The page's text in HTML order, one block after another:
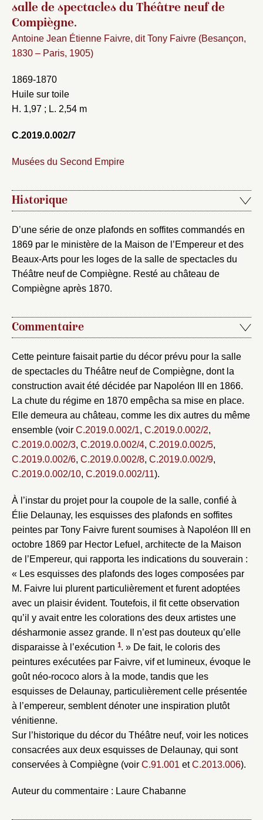
salle de spectacles du Théâtre neuf de
Compiègne.
Antoine Jean Étienne Faivre, dit Tony Faivre (Besançon,
1830 – Paris, 1905)
1869-1870
Huile sur toile
H. 1,97 ; L. 2,54 m
C.2019.0.002/7
Musées du Second Empire
Historique
D’une série de onze plafonds en soffites commandés en
1869 par le ministère de la Maison de l’Empereur et des
Beaux-Arts pour les loges de la salle de spectacles du
Théâtre neuf de Compiègne. Resté au château de
Compiègne après 1870.
Commentaire
Cette peinture faisait partie du décor prévu pour la salle
de spectacles du Théâtre neuf de Compiègne, dont la
construction avait été décidée par Napoléon III en 1866.
La chute du régime en 1870 empêcha sa mise en place.
Elle demeura au château, comme les dix autres du même
ensemble (voir C.2019.0.002/1, C.2019.0.002/2,
C.2019.0.002/3, C.2019.0.002/4, C.2019.0.002/5,
C.2019.0.002/6, C.2019.0.002/8, C.2019.0.002/9,
C.2019.0.002/10, C.2019.0.002/11).
À l’instar du projet pour la coupole de la salle, confié à
Élie Delaunay, les esquisses des plafonds en soffites
peintes par Tony Faivre furent soumises à Napoléon III en
octobre 1869 par Hector Lefuel, architecte de la Maison
de l’Empereur, qui rapporta les indications du souverain :
« Les esquisses des plafonds des loges composées par
M. Faivre lui plurent particulièrement et furent adoptées
avec un plaisir évident. Toutefois, il fit cette observation
qu’il y avait entre les colorations des deux artistes une
désharmonie assez grande. Il n’est pas douteux qu’elle
disparaisse à l’exécution 1. » De fait, le coloris des
peintures exécutées par Faivre, vif et lumineux, évoque le
goût néo-rococo alors à la mode, tandis que les
esquisses de Delaunay, particulièrement celle présentée
à l’empereur, semblent dénoter une inspiration plutôt
vénitienne.
Sur l’historique du décor du Théâtre neuf, voir les notices
consacrées aux deux esquisses de Delaunay, qui sont
conservées à Compiègne (voir C.91.001 etC.2013.006).
Auteur du commentaire : Laure Chabanne
Choix du dossier où ajouter la
notice
Nom du dossier
Connexion
Courriel